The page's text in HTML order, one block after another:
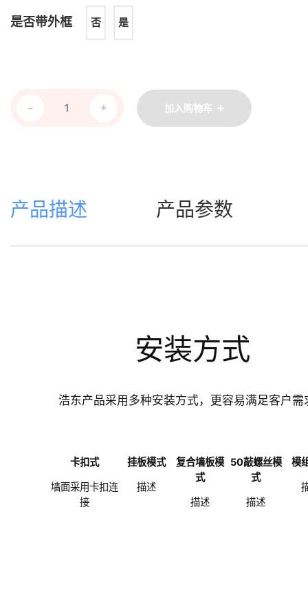
是否带外框 否 是
- +
- + 加入购物车
产品描述 产品参数